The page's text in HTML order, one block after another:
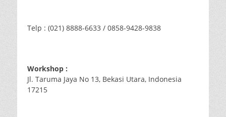
Telp : (021) 8888-6633 / 0858-9428-9838
Workshop :
Jl. Taruma Jaya No 13, Bekasi Utara, Indonesia
17215